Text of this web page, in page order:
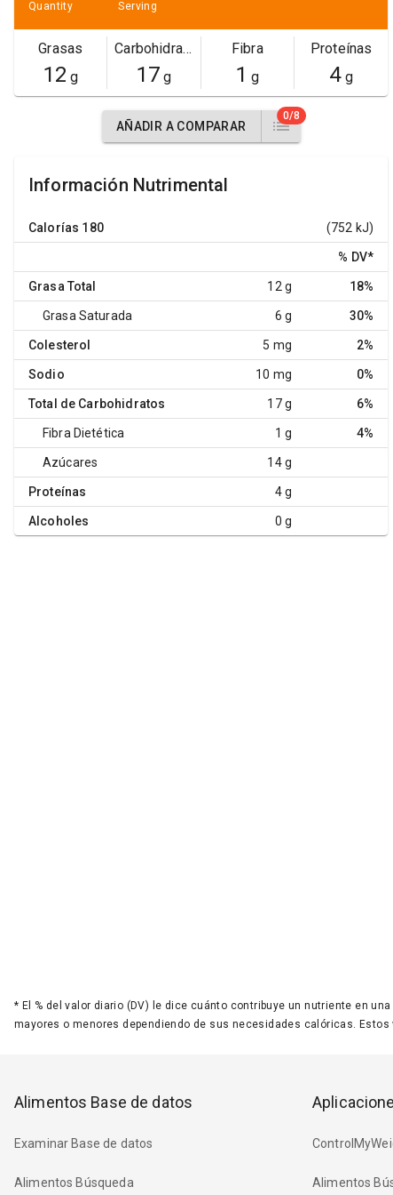
Quantity Serving
Grasas
12 g
Carbohidratos
17 g
Fibra
1 g
Proteínas
4g
AÑADIR A COMPARAR
0/8
Información Nutrimental
Calorías 180 (752 kJ)
% DV*
Grasa Total 12 g 18%
Grasa Saturada 6 g 30%
Colesterol 5 mg 2%
Sodio 10 mg 0%
Total de Carbohidratos 17 g 6%
Fibra Dietética 1 g 4%
Azúcares 14 g
Proteínas 4 g
Alcoholes 0 g
* El % del valor diario (DV) le dice cuánto contribuye un nutriente en
mayores o menores dependiendo de sus necesidades calóricas.
Alimentos Base de datos
Examinar Base de datos
Alimentos Búsqueda Alimentos